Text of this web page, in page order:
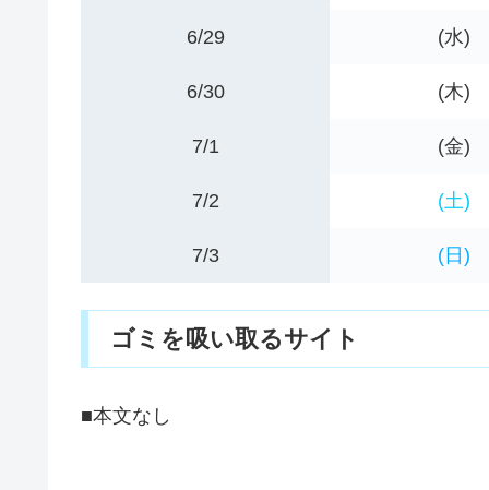
6/29 (水)
6/30 (木)
7/1 (金)
7/2 (土)
7/3 (日)
ゴミを吸い取るサイト
■本文なし